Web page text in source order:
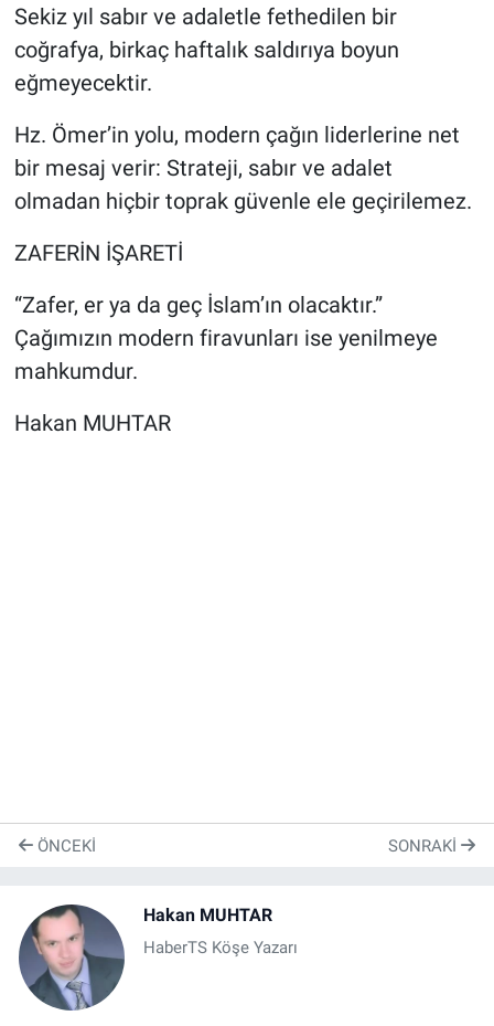
Sekiz yıl sabır ve adaletle fethedilen bir
coğrafya, birkaç haftalık saldırıya boyun
eğmeyecektir.
Hz. Ömer’in yolu, modern çağın liderlerine net
bir mesaj verir: Strateji, sabır ve adalet
olmadan hiçbir toprak güvenle ele geçirilemez.
ZAFERİN İŞARETİ
“Zafer, er ya da geç İslam’ın olacaktır.”
Çağımızın modern firavunları ise yenilmeye
mahkumdur.
Hakan MUHTAR
ÖNCEKI SONRAKI
Hakan MUHTAR
HaberTS Köşe Yazarı